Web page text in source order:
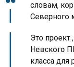
словам,
Северного
Это проект
Невского
класса